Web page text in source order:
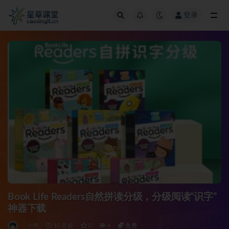
登录
Book Life Readers自然拼读分级，分级阅读“识字”
神器下载
小学 10 月前 0 6 免费